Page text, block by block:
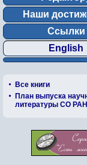
Наши
Ссылки
English
Все книги
План выпуска
литературы СО РАН